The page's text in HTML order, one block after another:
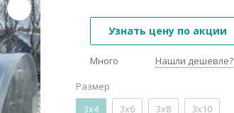
Узнать цену по акции
Много
Нашли дешевле?
Размер
3х4
3х6 3х8 3х10